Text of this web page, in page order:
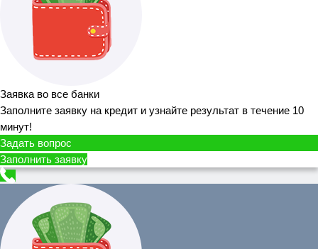
Заявка во все банки
Заполните заявку на кредит и узнайте результат в течение 10
минут!
Задать вопрос
Заполнить заявку